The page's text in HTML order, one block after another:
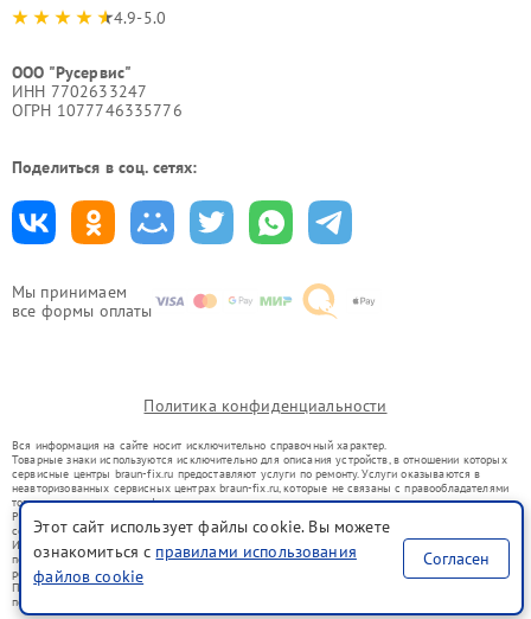
Мы принимаем
все формы оплаты
4.9-5.0
ООО "Русервис"
ИНН 7702633247
ОГРН 1077746335776
Поделиться в соц. сетях:
Политика конфиденциальности
Вся информация на сайте носит исключительно справочный характер.
Товарные знаки используются исключительно для описания устройств, в отношении которых
сервисные центры braun-fix.ru предоставляют услуги по ремонту. Услуги оказываются в
неавторизованных сервисных центрах braun-fix.ru, которые не связаны с правообладателями
товарных знаков или их официальными представителями.
Ремонт осуществляется для устройств, уже введенных в гражданский оборот в соответствии
со статьей 1487 ГК РФ.
Использование товарных знаков не преследует цели индивидуализации услуг или введения
потребителей в заблуждение, а служит для информирования о предоставляемых услугах по
ремонту техники указанных брендов.
Представленная на сайте информация не является публичной офертой, определяемой
положениями Статьи 437(2) Гражданского кодекса РФ
Этот сайт использует файлы cookie. Вы можете
ознакомиться с правилами использования
файлов cookie
Согласен